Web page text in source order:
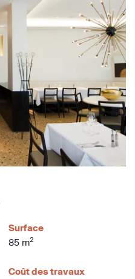
Surface
85 m2
Coût des travaux